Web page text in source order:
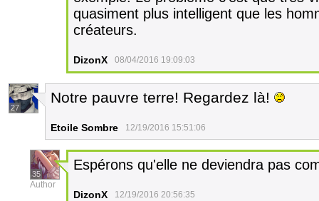
quasiment plus intelligent que les
créateurs.
DizonX 08/04/2016 19:09:03
27
Notre pauvre terre! Regardez là!
Etoile Sombre 12/19/2016 15:51:06
35
Author
Espérons qu'elle ne deviendra pas
DizonX 12/19/2016 20:56:35